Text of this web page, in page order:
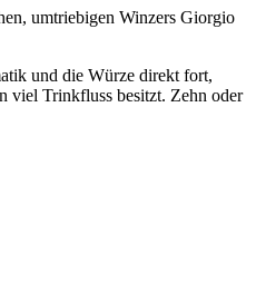
umtriebigen Winzers Giorgio
und die Würze direkt fort,
viel Trinkfluss besitzt. Zehn oder